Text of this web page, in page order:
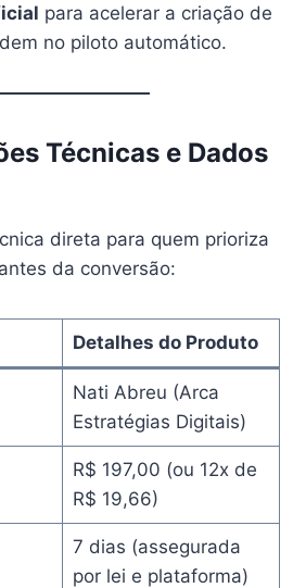
para acelerar a criação de
no piloto automático.
Técnicas e Dados
direta para quem prioriza
da conversão:
Detalhes do Produto
Nati Abreu (Arca
Estratégias Digitais)
R$ 197,00 (ou 12x de
R$ 19,66)
7 dias (assegurada
por lei e plataforma)